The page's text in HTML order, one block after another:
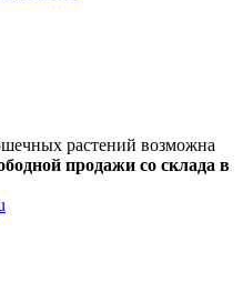
растений возможна
продажи со склада в